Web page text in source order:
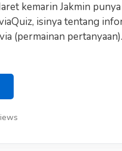
kemarin Jakmin
isinya tentang
(permainan